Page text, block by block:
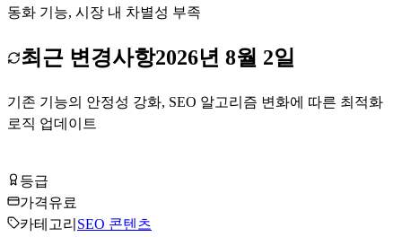
동화 기능, 시장 내 차별성 부족
최근 변경사항2026년 8월 2일
기존 기능의 안정성 강화, SEO 알고리즘 변화에 따른 최적화
로직 업데이트
등급
가격유료
카테고리 SEO 콘텐츠